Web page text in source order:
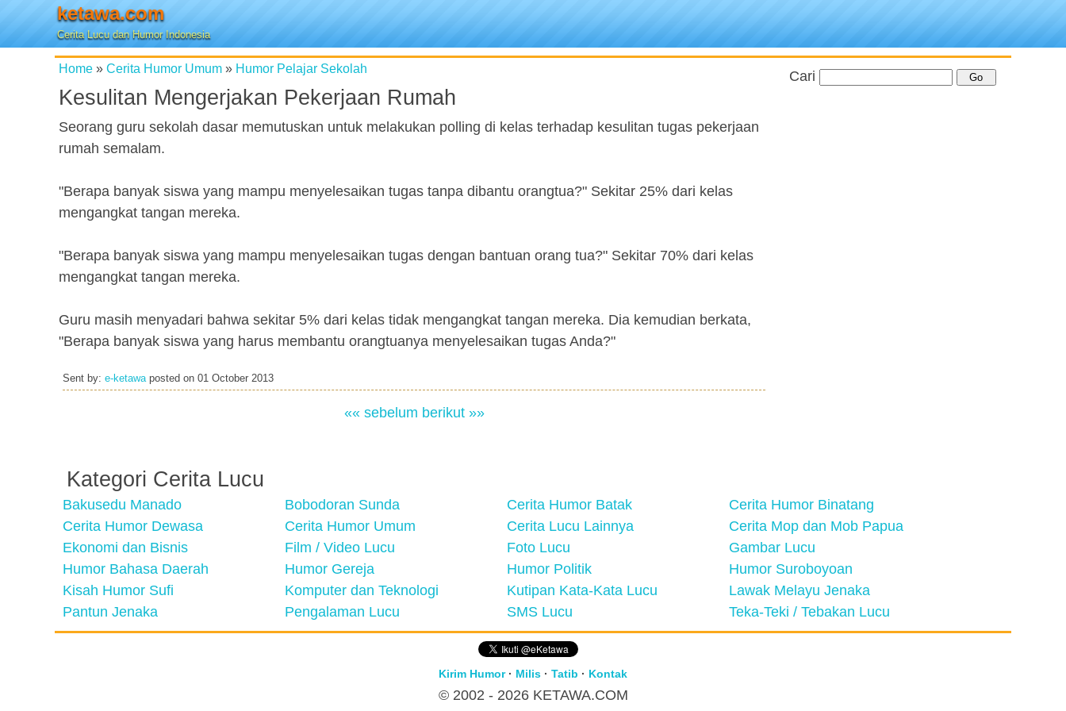
ketawa.com
Cerita Lucu dan Humor Indonesia
Home » Cerita Humor Umum » Humor Pelajar Sekolah
Kesulitan Mengerjakan Pekerjaan Rumah
Seorang guru sekolah dasar memutuskan untuk melakukan polling di kelas terhadap kesulitan tugas pekerjaan
rumah semalam.
"Berapa banyak siswa yang mampu menyelesaikan tugas tanpa dibantu orangtua?" Sekitar 25% dari kelas
mengangkat tangan mereka.
"Berapa banyak siswa yang mampu menyelesaikan tugas dengan bantuan orang tua?" Sekitar 70% dari kelas
mengangkat tangan mereka.
Guru masih menyadari bahwa sekitar 5% dari kelas tidak mengangkat tangan mereka. Dia kemudian berkata,
"Berapa banyak siswa yang harus membantu orangtuanya menyelesaikan tugas Anda?"
Sent by: e-ketawaposted on 01 October 2013
«« sebelum berikut »»
Cari
Kategori Cerita Lucu
Bakusedu Manado Bobodoran Sunda Cerita Humor Batak
Cerita Humor Binatang
Cerita Humor Dewasa
Cerita Humor Umum Cerita Lucu Lainnya
Cerita Mop dan Mob Papua
Ekonomi dan Bisnis
Film / Video Lucu Foto Lucu
Gambar Lucu
Humor Bahasa Daerah
Humor Gereja Humor Politik
Humor Suroboyoan
Kisah Humor Sufi
Komputer dan Teknologi Kutipan Kata-Kata Lucu
Lawak Melayu Jenaka
Pantun Jenaka
Pengalaman Lucu SMS Lucu Teka-Teki / Tebakan Lucu
Kirim Humor· Milis · Tatib · Kontak
© 2002 - 2026 KETAWA.COM